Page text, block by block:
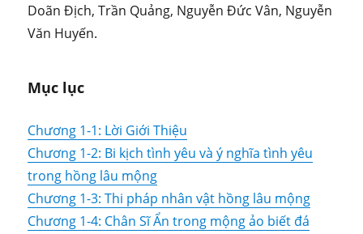
Doãn Địch, Trần Quảng, Nguyễn Đức Vân, Nguyễn
Văn Huyến.
Mục lục
Chương 1-1: Lời Giới Thiệu
Chương 1-2: Bi kịch tình yêu và ý nghĩa tình yêu
trong hồng lâu mộng
Chương 1-3: Thi pháp nhân vật hồng lâu mộng
Chương 1-4: Chân Sĩ Ẩn trong mộng ảo biết đá